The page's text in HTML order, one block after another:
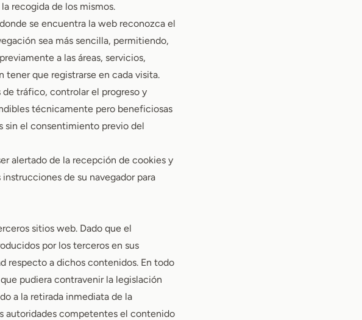
recogida de los mismos.
se encuentra la web reconozca el
sea más sencilla, permitiendo,
a las áreas, servicios,
tener que registrarse en cada visita.
tráfico, controlar el progreso y
técnicamente pero beneficiosas
sin el consentimiento previo del
alertado de la recepción de cookies y
de su navegador para
sitios web. Dado que el
por los terceros en sus
respecto a dichos contenidos. En todo
pudiera contravenir la legislación
a la retirada inmediata de la
autoridades competentes el contenido